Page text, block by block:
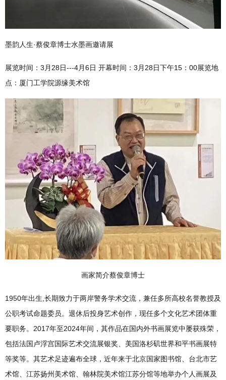
墨韵人生·蔡俊章博士水墨画邀请展
展览时间：3月28日---4月6日 开幕时间：3月28日下午15：00展览地
点：厦门工学院源缘美术馆
画家简介蔡俊章博士
1950年出生,长期致力于两岸警务学术交流，兼任多所高校名誉教授及
公职考试命题委员。退休后投身艺术创作，现任多个文化艺术团体重
要职务。2017年至2024年间，其作品在国内外书画展览中屡获殊荣，
包括法国卢浮宫国际艺术交流展银奖、美国洛杉矶世界和平书画展特
等奖等。其艺术足迹遍布全球，近年来于北京国家图书馆、台北市艺
术馆、江苏扬州美术馆、翰林院美术馆江苏分馆等地举办个人画展及